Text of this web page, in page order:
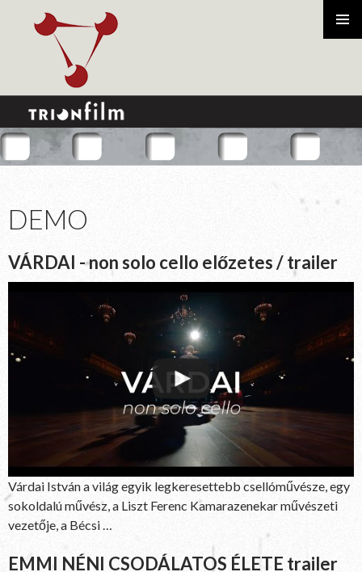
Tartalomhoz
DEMO
VÁRDAI - non solo cello előzetes / trailer
Várdai István a világ egyik legkeresettebb csellóművésze, egy
sokoldalú művész, a Liszt Ferenc Kamarazenekar művészeti
vezetője, a Bécsi …
EMMI NÉNI CSODÁLATOS ÉLETE trailer